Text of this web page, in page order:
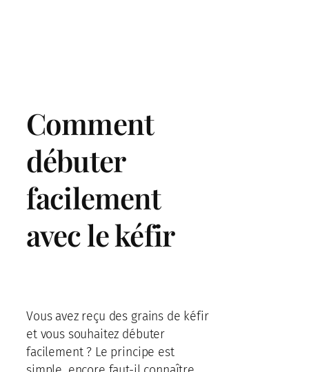
Comment
débuter
facilement
avec le kéfir
Vous avez reçu des grains de kéfir
et vous souhaitez débuter
facilement ? Le principe est